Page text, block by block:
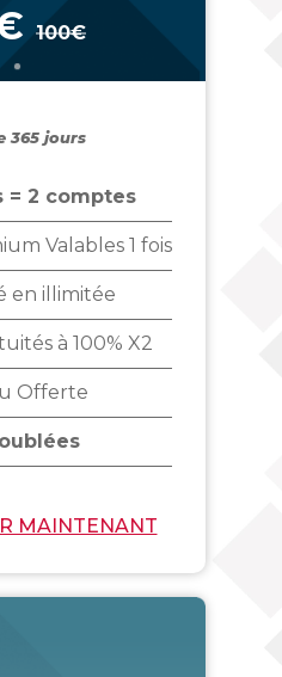
100€
365 jours
= 2 comptes
Valables 1 fois
en illimitée
à 100% X2
Offerte
MAINTENANT